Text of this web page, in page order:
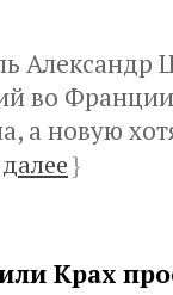
Александр
во
а новую
}
Крах